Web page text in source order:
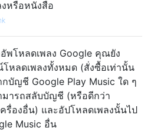
หรือหนังสือ
พโหลดเพลง Google คุณยัง
โหลดเพลงทั้งหมด (สั่งซื้อเท่านั้น
กบัญชี Google Play Music ใด ๆ
ารถสลับบัญชี (หรือดีกว่า
รื่องอื่น) และอัปโหลดเพลงนั้นไป
Music อื่น